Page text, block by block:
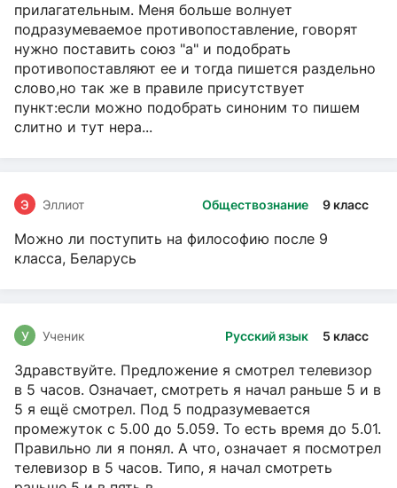
прилагательным. Меня больше волнует
подразумеваемое противопоставление, говорят
нужно поставить союз "а" и подобрать
противопоставляют ее и тогда пишется раздельно
слово,но так же в правиле присутствует
пункт:если можно подобрать синоним то пишем
слитно и тут нера...
Обществознание 9 класс
Э Эллиот
Можно ли поступить на философию после 9
класса, Беларусь
Русский язык 5 класс
У Ученик
Здравствуйте. Предложение я смотрел телевизор
в 5 часов. Означает, смотреть я начал раньше 5 и в
5 я ещё смотрел. Под 5 подразумевается
промежуток с 5.00 до 5.059. То есть время до 5.01.
Правильно ли я понял. А что, означает я посмотрел
телевизор в 5 часов. Типо, я начал смотреть